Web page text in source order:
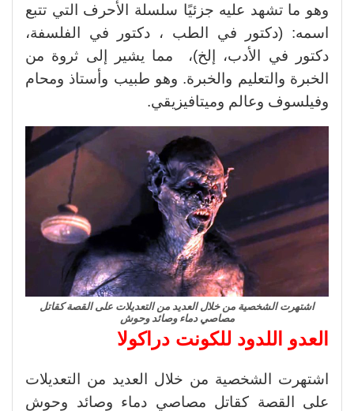
وهو ما تشهد عليه جزئيًا سلسلة الأحرف التي تتبع
اسمه: (دكتور في الطب ، دكتور في الفلسفة،
دكتور في الأدب، إلخ)، مما يشير إلى ثروة من
الخبرة والتعليم والخبرة. وهو طبيب وأستاذ ومحام
وفيلسوف وعالم وميتافيزيقي.
اشتهرت الشخصية من خلال العديد من التعديلات على القصة كقاتل
مصاصي دماء وصائد وحوش
العدو اللدود للكونت دراكولا
اشتهرت الشخصية من خلال العديد من التعديلات
على القصة كقاتل مصاصي دماء وصائد وحوش